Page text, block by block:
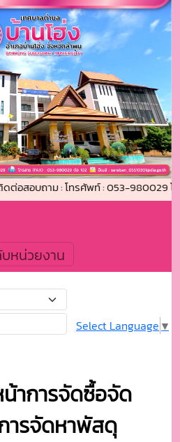
สอบถาม : โทรศัพท์ : 053-980029 โท
หน่วยงาน
Select Language ▼
าการจัดซื้อจัด
ารจัดหาพัสดุ